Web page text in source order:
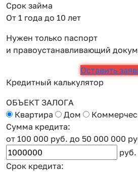
Срок займа
От 1 года до 10 лет
Нужен только паспорт
и правоустанавливающий
Оставить
Кредитный калькулятор
ОБЪЕКТ ЗАЛОГА
Квартира
Дом
Сумма кредита:
от 100 000 руб. до 50 000 000
руб.
Срок кредита: